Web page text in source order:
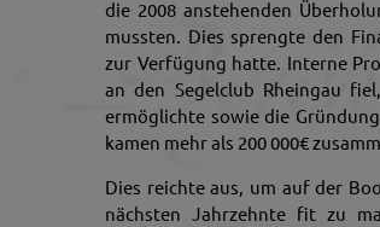
die 2008 anstehenden
mussten. Dies sprengte den
zur Verfügung hatte. Interne
an den Segelclub Rheingau
ermöglichte sowie die
kamen mehr als 200 000€
Dies reichte aus, um auf der
nächsten Jahrzehnte fit zu